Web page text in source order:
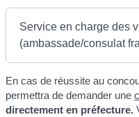
Service en charge des
(ambassade/consulat
En cas de réussite au
permettra de demander une
directement en préfecture.